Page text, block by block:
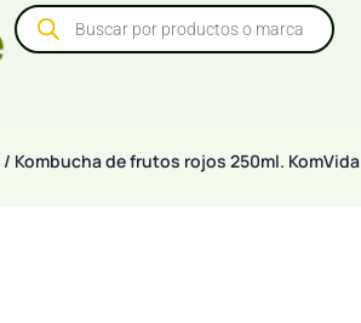
/ Kombucha de frutos rojos 250ml. KomVida